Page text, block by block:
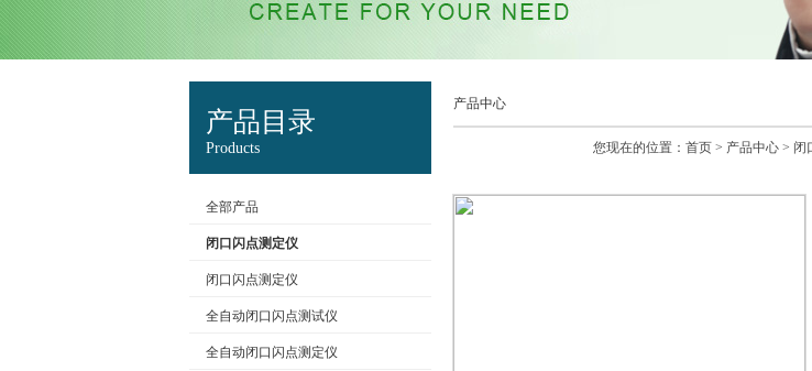
产品目录
Products
全部产品
闭口闪点测定仪
闭口闪点测定仪
全自动闭口闪点测试仪
全自动闭口闪点测定仪
产品中心
您现在的位置： 首页 > 产品中心 > 闭